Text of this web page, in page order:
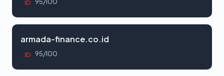
ID
armada-finance.co.id
ID 95/100